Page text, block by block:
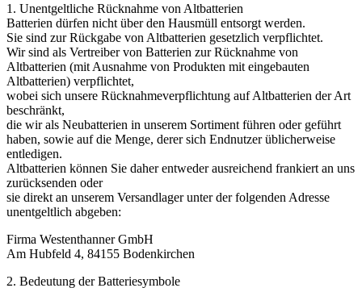
1. Unentgeltliche Rücknahme von Altbatterien
Batterien dürfen nicht über den Hausmüll entsorgt werden.
Sie sind zur Rückgabe von Altbatterien gesetzlich verpflichtet.
Wir sind als Vertreiber von Batterien zur Rücknahme von
Altbatterien (mit Ausnahme von Produkten mit eingebauten
Altbatterien) verpflichtet,
wobei sich unsere Rücknahmeverpflichtung auf Altbatterien der Art
beschränkt,
die wir als Neubatterien in unserem Sortiment führen oder geführt
haben, sowie auf die Menge, derer sich Endnutzer üblicherweise
entledigen.
Altbatterien können Sie daher entweder ausreichend frankiert an uns
zurücksenden oder
sie direkt an unserem Versandlager unter der folgenden Adresse
unentgeltlich abgeben:
Firma Westenthanner GmbH
Am Hubfeld 4, 84155 Bodenkirchen
2. Bedeutung der Batteriesymbole